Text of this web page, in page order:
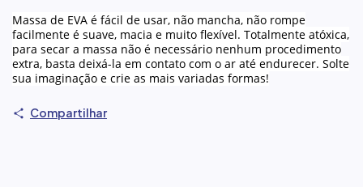
Massa de EVA é fácil de usar, não mancha, não rompe
facilmente é suave, macia e muito flexível. Totalmente atóxica,
para secar a massa não é necessário nenhum procedimento
extra, basta deixá-la em contato com o ar até endurecer. Solte
sua imaginação e crie as mais variadas formas!
Compartilhar